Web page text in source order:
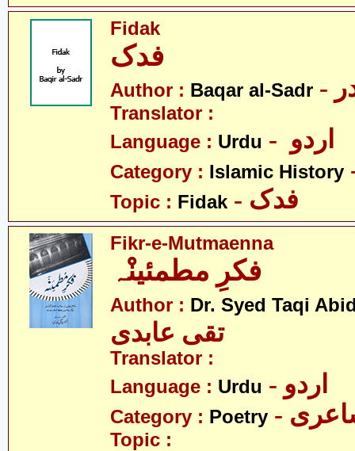
Fidak
Author : Baqar al-Sadr
Translator :
Language : Urdu
Category : Islamic History
Topic : Fidak - فدک
Fikr-e-Mutmaenna
فکرِ مطمئینْہ
Author : Dr. Syed Taqi
تقی عابدی
Translator :
Language : Urdu - اردو
Category : Poetry
Topic :